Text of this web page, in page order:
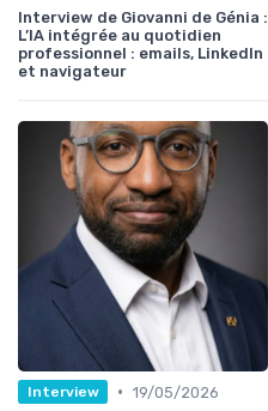
Interview de Giovanni de Génia :
L’IA intégrée au quotidien
professionnel : emails, LinkedIn
et navigateur
Interview • 19/05/2026